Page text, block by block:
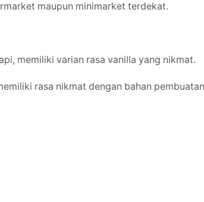
maupun minimarket terdekat.
memiliki varian rasa vanilla yang nikmat.
rasa nikmat dengan bahan